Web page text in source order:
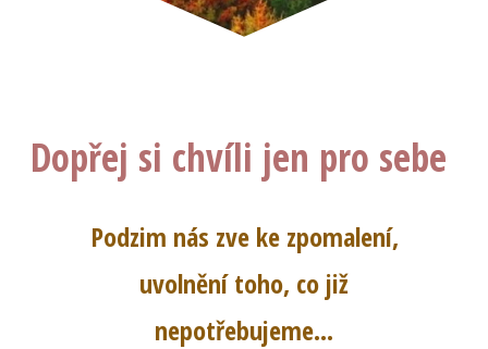
Dopřej si chvíli jen pro sebe
Podzim nás zve ke zpomalení,
uvolnění toho, co již
nepotřebujeme...